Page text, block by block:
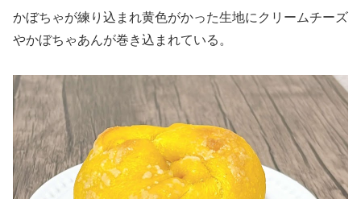
かぼちゃが練り込まれ黄色がかった生地にクリームチーズ
やかぼちゃあんが巻き込まれている。